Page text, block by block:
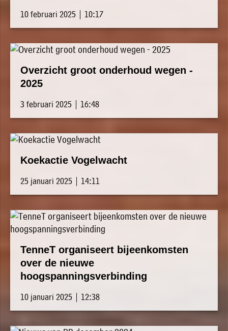
10 februari 2025 | 10:17
Overzicht groot onderhoud wegen -
2025
3 februari 2025 | 16:48
Koekactie Vogelwacht
25 januari 2025 | 14:11
TenneT organiseert bijeenkomsten
over de nieuwe
hoogspanningsverbinding
10 januari 2025 | 12:38